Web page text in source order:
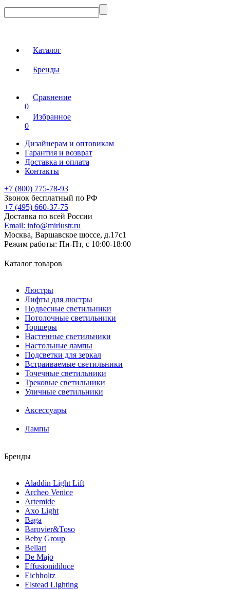
Каталог
Бренды
Сравнение
0
Избранное
0
Дизайнерам и оптовикам
Гарантия и возврат
Доставка и оплата
Контакты
+7 (800) 775-78-93
Звонок бесплатный по РФ
+7 (495) 660-37-75
Доставка по всей России
Email: info@mirlustr.ru
Москва, Варшавское шоссе, д.17c1
Режим работы: Пн-Пт, с 10:00-18:00
Каталог товаров
Люстры
Лифты для люстры
Подвесные светильники
Потолочные светильники
Торшеры
Настенные светильники
Настольные лампы
Подсветки для зеркал
Встраиваемые светильники
Точечные светильники
Трековые светильники
Уличные светильники
Аксессуары
Лампы
Бренды
Aladdin Light Lift
Archeo Venice
Artemide
Axo Light
Baga
Barovier&Toso
Beby Group
Bellart
De Majo
Effusionidiluce
Eichholtz
Elstead Lighting